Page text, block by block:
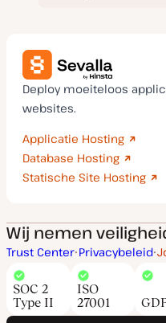
Deploy moeiteloos
websites.
Applicatie Hosting
Database Hosting
Statische Site Hosting
Wij nemen
Trust Center Privacybeleid
SOC 2
Type II
ISO
27001